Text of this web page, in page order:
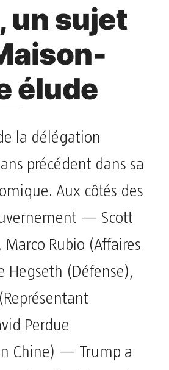
un sujet
élude
la délégation
précédent dans sa
Aux côtés des
— Scott
Marco Rubio (Affaires
Hegseth (Défense),
Perdue
Chine) — Trump a